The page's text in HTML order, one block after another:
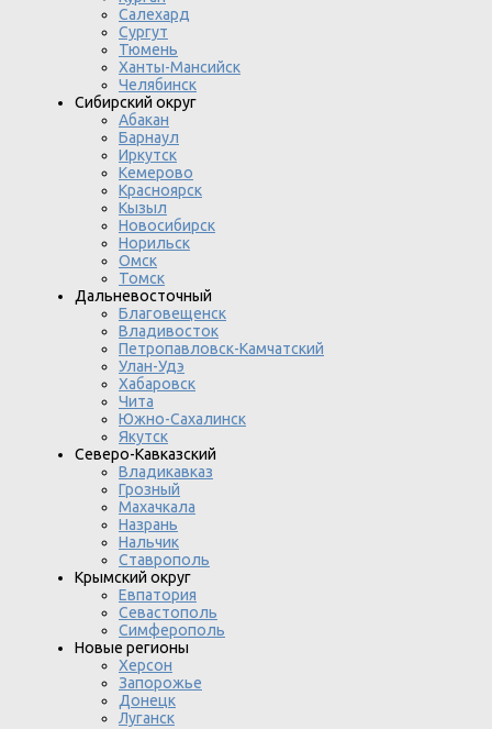
Салехард
Сургут
Тюмень
Ханты-Мансийск
Челябинск
Сибирский округ
Абакан
Барнаул
Иркутск
Кемерово
Красноярск
Кызыл
Новосибирск
Норильск
Омск
Томск
Дальневосточный
Благовещенск
Владивосток
Петропавловск-Камчатский
Улан-Удэ
Хабаровск
Чита
Южно-Сахалинск
Якутск
Северо-Кавказский
Владикавказ
Грозный
Махачкала
Назрань
Нальчик
Ставрополь
Крымский округ
Евпатория
Севастополь
Симферополь
Новые регионы
Херсон
Запорожье
Донецк
Луганск